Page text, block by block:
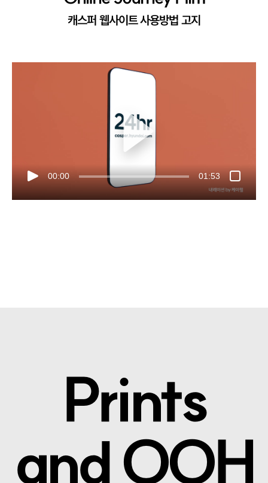
캐스퍼 웹사이트 사용방법 고지
00:00 01:53
Prints
and OOH